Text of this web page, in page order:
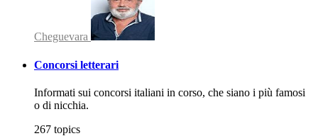
Cheguevara
Concorsi letterari
Informati sui concorsi italiani in corso, che siano i più famosi
o di nicchia.
267 topics